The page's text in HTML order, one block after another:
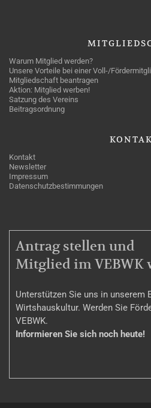
Warum Mitglied werden?
Unsere Vorteile bei einer Voll-/
Mitgliedschaft beantragen
Aktion: Mitglied werben!
Satzung des Vereins
Beitragsordnung
Kontakt
Newsletter
Impressum
Datenschutzbestimmungen
MITGLIEDSCHAFT
Antrag stellen und
Mitglied im VEBWK
Unterstützen Sie uns in unserem
Wirtshauskultur. Werden Sie
VEBWK.
Informieren Sie sich noch heute!